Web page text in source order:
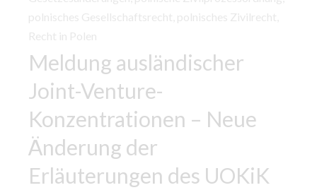
polnisches Gesellschaftsrecht polnisches Zivilrecht
Recht in Polen
Meldung ausländischer
Joint-Venture-
Konzentrationen – Neue
Änderung der
Erläuterungen des UOKiK